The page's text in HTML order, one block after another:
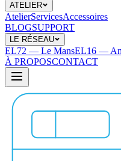
ATELIER
AtelierServicesAccessoires
BLOGSUPPORT
LE RÉSEAU
EL72 — Le MansEL16 —
À PROPOSCONTACT